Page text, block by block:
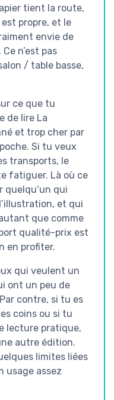
tient la route,
propre, et le
envie de
n’est pas
/ table basse,
ce que tu
de lire La
et trop cher par
Si tu veux
transports, le
fatiguer. Là où ce
quelqu’un qui
et qui
que comme
qualité-prix est
en profiter.
qui veulent un
ont un peu de
contre, si tu es
coins ou si tu
lecture pratique,
autre édition.
limites liées
usage assez